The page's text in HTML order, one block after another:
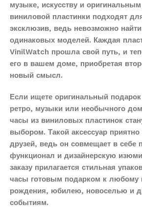
музыке, искусству и
виниловой пластинки подходят
эксклюзив, ведь невозможно
одинаковых моделей. Каждая
VinilWatch прошла свой путь, и
его в вашем доме, приобретая
новый смысл.
Если ищете оригинальный
ретро, музыки или необычного
часы из виниловых пластинок
выбором. Такой аксессуар
друзей, ведь он совмещает в себе
функционал и дизайнерскую
заказу прилагается стильная
часы готовым подарком к
рождения, юбилею, новоселью и
событиям.